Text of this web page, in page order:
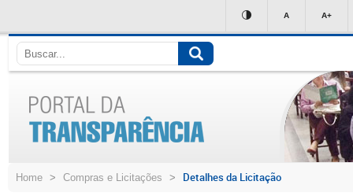
conteúdo
A A+
Home > Compras e Licitações > Detalhes da Licitação